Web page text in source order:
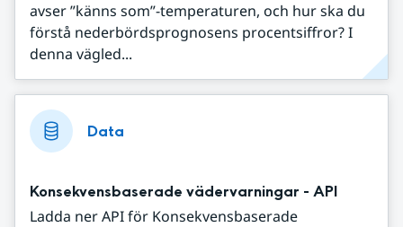
avser ”känns som”-temperaturen, och hur ska du
förstå nederbördsprognosens procentsiffror? I
denna vägled...
Data
Konsekvensbaserade vädervarningar - API
Ladda ner API för Konsekvensbaserade